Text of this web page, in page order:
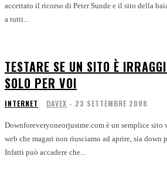
accettato il ricorso di Peter Sunde e il sito della
a tutti...
TESTARE SE UN SITO È
SOLO PER VOI
INTERNET DAVEX - 23 SETTEMBRE 2008
Downforeveryoneorjustme.com è un semplice sito
web che magari non riusciamo ad aprire, sia
Infatti può accadere che...